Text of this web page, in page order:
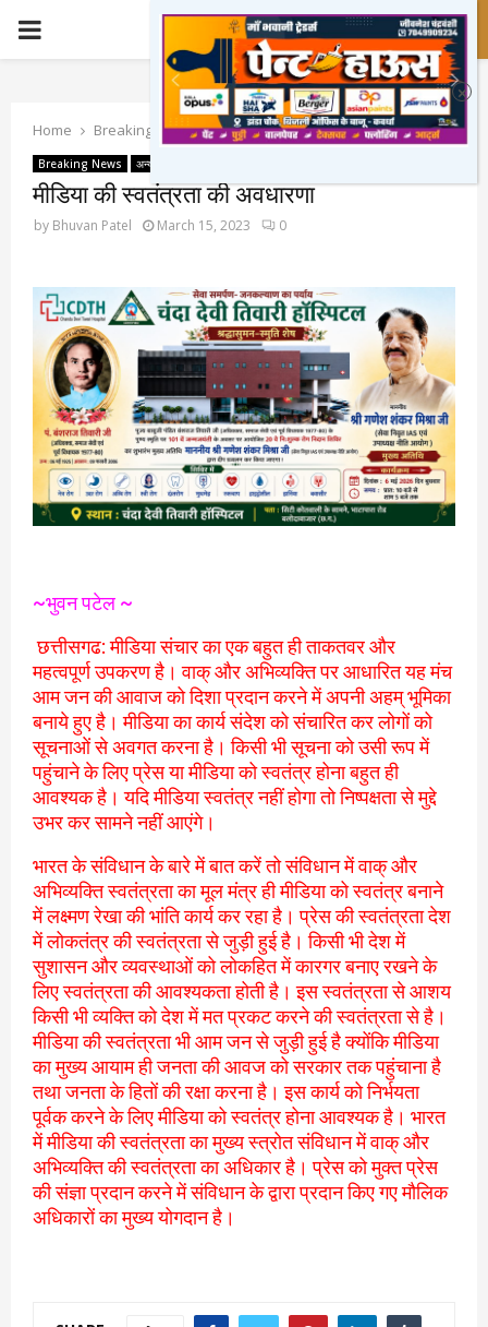
PRIMARY
Home Breaking News मीडिया की स्वतंत्रता की अवधारणा
Breaking News अन्य
मीडिया की स्वतंत्रता की अवधारणा
by Bhuvan Patel March 15, 2023 0
~भुवन पटेल ~
छत्तीसगढ: मीडिया संचार का एक बहुत ही ताकतवर और
महत्वपूर्ण उपकरण है। वाक् और अभिव्यक्ति पर आधारित यह मंच
आम जन की आवाज को दिशा प्रदान करने में अपनी अहम् भूमिका
बनाये हुए है। मीडिया का कार्य संदेश को संचारित कर लोगों को
सूचनाओं से अवगत करना है। किसी भी सूचना को उसी रूप में
पहुंचाने के लिए प्रेस या मीडिया को स्वतंत्र होना बहुत ही
आवश्यक है। यदि मीडिया स्वतंत्र नहीं होगा तो निष्पक्षता से मुद्दे
उभर कर सामने नहीं आएंगे।
भारत के संविधान के बारे में बात करें तो संविधान में वाक् और
अभिव्यक्ति स्वतंत्रता का मूल मंत्र ही मीडिया को स्वतंत्र बनाने
में लक्ष्मण रेखा की भांति कार्य कर रहा है। प्रेस की स्वतंत्रता देश
में लोकतंत्र की स्वतंत्रता से जुड़ी हुई है। किसी भी देश में
सुशासन और व्यवस्थाओं को लोकहित में कारगर बनाए रखने के
लिए स्वतंत्रता की आवश्यकता होती है। इस स्वतंत्रता से आशय
किसी भी व्यक्ति को देश में मत प्रकट करने की स्वतंत्रता से है।
मीडिया की स्वतंत्रता भी आम जन से जुड़ी हुई है क्योंकि मीडिया
का मुख्य आयाम ही जनता की आवज को सरकार तक पहुंचाना है
तथा जनता के हितों की रक्षा करना है। इस कार्य को निर्भयता
पूर्वक करने के लिए मीडिया को स्वतंत्र होना आवश्यक है। भारत
में मीडिया की स्वतंत्रता का मुख्य स्त्रोत संविधान में वाक् और
अभिव्यक्ति की स्वतंत्रता का अधिकार है। प्रेस को मुक्त प्रेस
की संज्ञा प्रदान करने में संविधान के द्वारा प्रदान किए गए मौलिक
अधिकारों का मुख्य योगदान है।